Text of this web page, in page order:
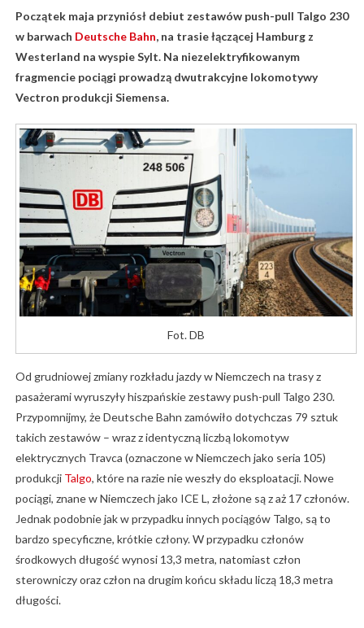
Początek maja przyniósł debiut zestawów push-pull Talgo 230
w barwach Deutsche Bahn, na trasie łączącej Hamburg z
Westerland na wyspie Sylt. Na niezelektryfikowanym
fragmencie pociągi prowadzą dwutrakcyjne lokomotywy
Vectron produkcji Siemensa.
Fot. DB
Od grudniowej zmiany rozkładu jazdy w Niemczech na trasy z
pasażerami wyruszyły hiszpańskie zestawy push-pull Talgo 230.
Przypomnijmy, że Deutsche Bahn zamówiło dotychczas 79 sztuk
takich zestawów – wraz z identyczną liczbą lokomotyw
elektrycznych Travca (oznaczone w Niemczech jako seria 105)
produkcji Talgo, które na razie nie weszły do eksploatacji. Nowe
pociągi, znane w Niemczech jako ICE L, złożone są z aż 17 członów.
Jednak podobnie jak w przypadku innych pociągów Talgo, są to
bardzo specyficzne, krótkie człony. W przypadku członów
środkowych długość wynosi 13,3 metra, natomiast człon
sterowniczy oraz człon na drugim końcu składu liczą 18,3 metra
długości.